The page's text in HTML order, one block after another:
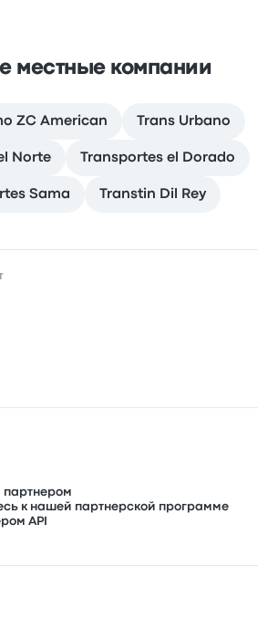
местные компании
ZC American Trans Urbano
Norte Transportes el Dorado
Sama Transtin Dil Rey
партнером
к нашей партнерской программе
API